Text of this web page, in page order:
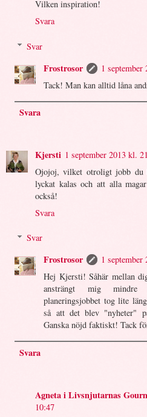
Vilken inspiration!
Svara
Svar
Frostrosor
1
Tack! Man kan alltid låna
Svara
Kjersti 1 september 2013 kl.
Ojojoj, vilket otroligt jobb du
lyckat kalas och att alla
också!
Svara
Svar
Frostrosor
1
Hej Kjersti! Såhär mellan
ansträngt mig
planeringsjobbet tog lite
så att det blev "nyheter"
Ganska nöjd faktiskt! Tack
Svara
Agneta i Livsnjutarnas
10:47